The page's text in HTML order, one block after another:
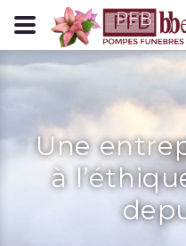
Panneau de gestion des cookies
Une
à